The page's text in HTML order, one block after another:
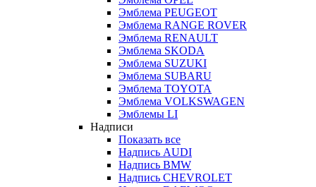
Эмблема PEUGEOT
Эмблема RANGE ROVER
Эмблема RENAULT
Эмблема SKODA
Эмблема SUZUKI
Эмблема SUBARU
Эмблема TOYOTA
Эмблема VOLKSWAGEN
Эмблемы LI
Надписи
Показать все
Надпись AUDI
Надпись BMW
Надпись CHEVROLET